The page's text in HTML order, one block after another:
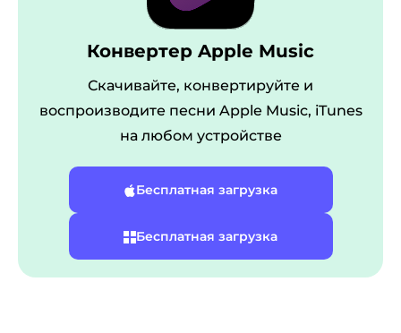
Pandora
Конвертер Apple Music
Скачивайте, конвертируйте и
воспроизводите песни Apple Music, iTunes
на любом устройстве
Бесплатная загрузка
Бесплатная загрузка